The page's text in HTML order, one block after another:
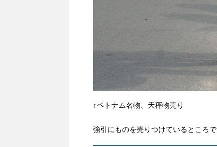
↑ベトナム名物、天秤物売り
強引にものを売りつけているところ